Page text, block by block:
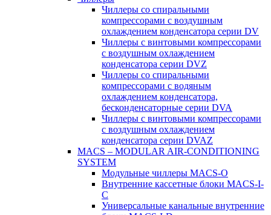
Чиллеры со спиральными
компрессорами с воздушным
охлаждением конденсатора серии DV
Чиллеры с винтовыми компрессорами
с воздушным охлаждением
конденсатора серии DVZ
Чиллеры со спиральными
компрессорами с водяным
охлаждением конденсатора,
бесконденсаторные серии DVA
Чиллеры с винтовыми компрессорами
с воздушным охлаждением
конденсатора серии DVAZ
MACS – MODULAR AIR-CONDITIONING
SYSTEM
Модульные чиллеры MACS-O
Внутренние кассетные блоки MACS-I-
C
Универсальные канальные внутренние